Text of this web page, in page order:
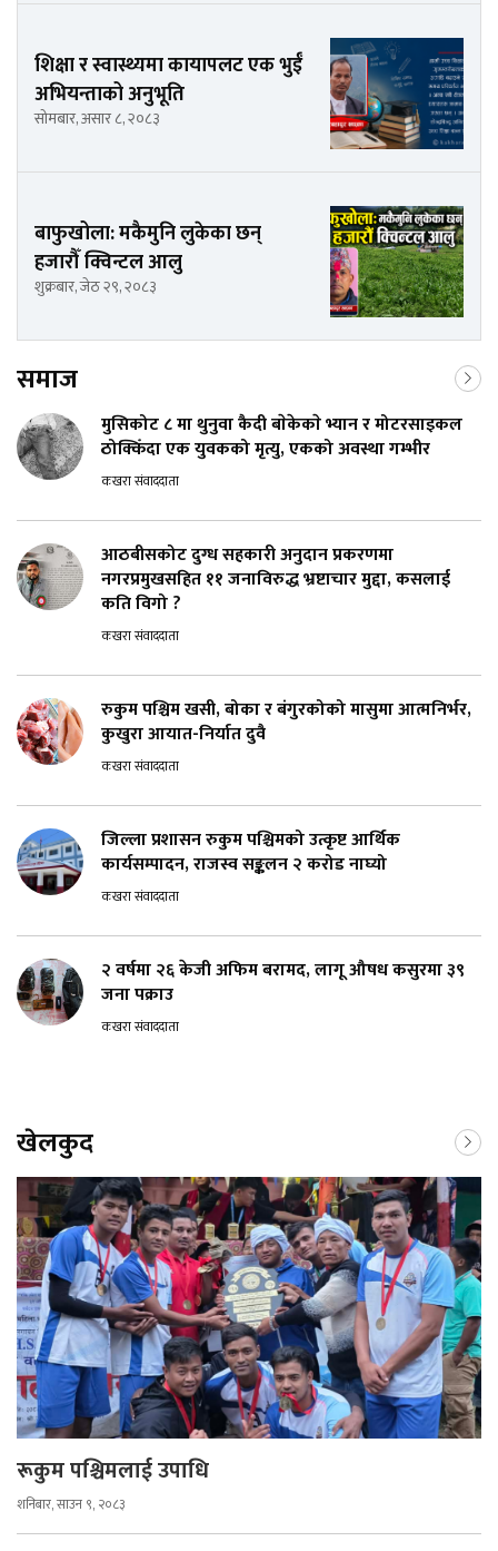
शिक्षा र स्वास्थ्यमा कायापलट एक भुईँ
अभियन्ताको अनुभूति
सोमबार, असार ८, २०८३
बाफुखोला: मकैमुनि लुकेका छन्
हजारौँ क्विन्टल आलु
शुक्रबार, जेठ २९, २०८३
समाज
मुसिकोट ८ मा थुनुवा कैदी बाेकेकाे भ्यान र मोटरसाइकल
ठोक्किँदा एक युवकको मृत्यु, एकको अवस्था गम्भीर
कखरा संवाददाता
आठबीसकोट दुग्ध सहकारी अनुदान प्रकरणमा
नगरप्रमुखसहित ११ जनाविरुद्ध भ्रष्टाचार मुद्दा, कसलाई
कति विगो ?
कखरा संवाददाता
रुकुम पश्चिम खसी, बोका र बंगुरकोको मासुमा आत्मनिर्भर,
कुखुरा आयात-निर्यात दुवै
कखरा संवाददाता
जिल्ला प्रशासन रुकुम पश्चिमको उत्कृष्ट आर्थिक
कार्यसम्पादन, राजस्व सङ्कलन २ करोड नाघ्यो
कखरा संवाददाता
२ वर्षमा २६ केजी अफिम बरामद, लागू औषध कसुरमा ३९
जना पक्राउ
कखरा संवाददाता
खेलकुद
रूकुम पश्चिमलाई उपाधि
शनिबार, साउन ९, २०८३